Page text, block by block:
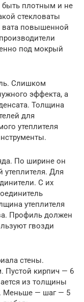
быть плотным и не
стекловаты
вата повышенной
под мокрый
Слишком
эффекта, а
Толщина
для
утеплителя
По ширине он
Для
С их
утеплителя
Профиль должен
гвозди
стены.
Пустой кирпич — 6
из толщины
Меньше — шаг — 5